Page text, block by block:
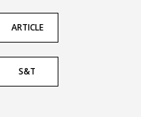
ARTICLE
S&T